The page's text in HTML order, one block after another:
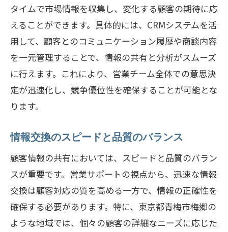
タイムで市場情報を収集し、変化する顧客の期待に応
えることができます。具体的には、CRMシステムを活
用して、顧客とのコミュニケーション履歴や商談内容
を一元管理することで、情報の共有と分析がスムーズ
に行えます。これにより、営業チーム全体での意思決
定が迅速化し、競争優位性を確保することが可能とな
ります。
情報交換のスピードと品質のバランス
顧客情報の共有においては、スピードと品質のバラン
スが重要です。営業サポートの視点から、迅速な情報
交換は顧客対応の質を高める一方で、情報の正確性を
確保する必要があります。特に、東京都青梅市梅郷の
ような地域では、個々の顧客の詳細なニーズに応じた